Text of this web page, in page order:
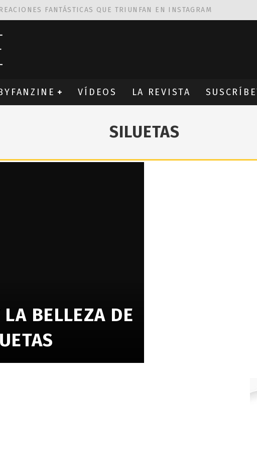
FANTÁSTICAS QUE TRIUNFAN EN INSTAGRAM
PROVOCATIVA Y ERÓTICA
VÍDEOS LA REVISTA
SILUETAS
LA BELLEZA DE